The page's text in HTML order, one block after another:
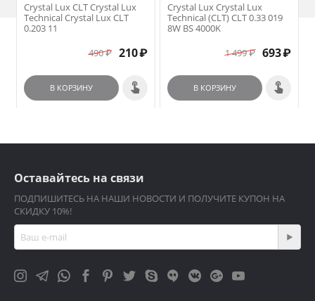
Crystal Lux CLT Crystal Lux
Technical Crystal Lux CLT
0.203 11
490₽ 210₽
В КОРЗИНУ
Crystal Lux Crystal Lux
Technical (CLT) CLT 0.33 019
8W BS 4000K
1 499₽ 693₽
В КОРЗИНУ
Оставайтесь на связи
ПОДПИШИТЕСЬ НА НАШИ НОВОСТИ И ПОЛУЧИТЕ КУПОН НА
СКИДКУ 10%!